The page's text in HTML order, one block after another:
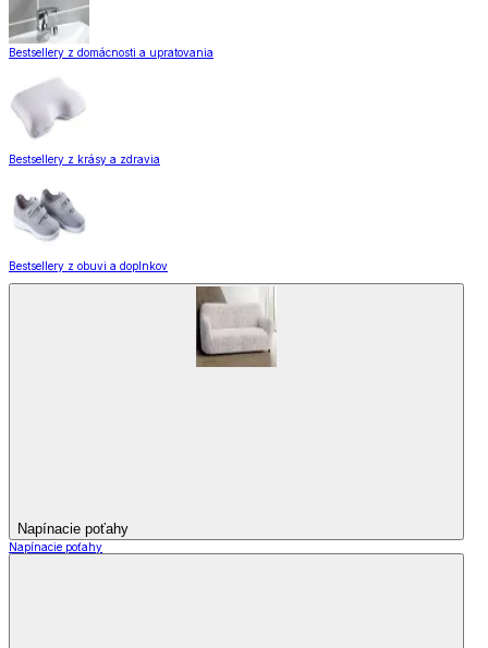
Bestsellery z domácnosti a upratovania
Bestsellery z krásy a zdravia
Bestsellery z obuvi a doplnkov
Napínacie poťahy
Napínacie poťahy